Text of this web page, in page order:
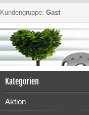
Kundengruppe: Gast
Kategorien
Aktion